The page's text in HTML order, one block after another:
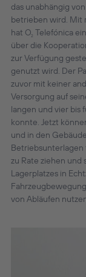
das unabhängig
betrieben wird. Mit
hat O2 Telefónica
über die
zur Verfügung
genutzt wird. Der
zuvor mit keiner
Versorgung auf
langen und vier bis
konnte. Jetzt
und in den
zu Rate ziehen und
Lagerplatzes in
von Abläufen